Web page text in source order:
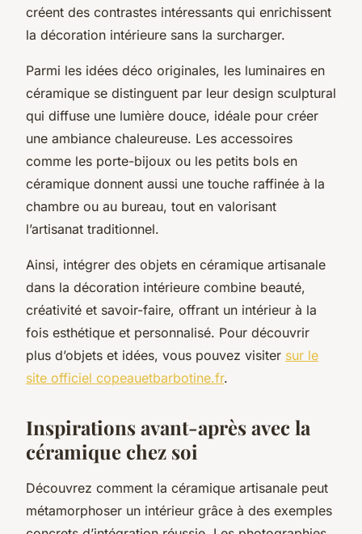
créent des contrastes intéressants qui enrichissent
la décoration intérieure sans la surcharger.
Parmi les idées déco originales, les luminaires en
céramique se distinguent par leur design sculptural
qui diffuse une lumière douce, idéale pour créer
une ambiance chaleureuse. Les accessoires
comme les porte-bijoux ou les petits bols en
céramique donnent aussi une touche raffinée à la
chambre ou au bureau, tout en valorisant
l’artisanat traditionnel.
Ainsi, intégrer des objets en céramique artisanale
dans la décoration intérieure combine beauté,
créativité et savoir-faire, offrant un intérieur à la
fois esthétique et personnalisé. Pour découvrir
plus d’objets et idées, vous pouvez visiter sur le
site officiel copeauetbarbotine.fr.
Inspirations avant-après avec la
céramique chez soi
Découvrez comment la céramique artisanale peut
métamorphoser un intérieur grâce à des exemples